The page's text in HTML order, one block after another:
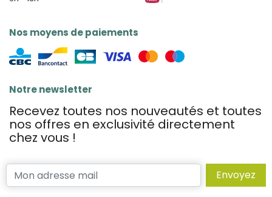
Nos moyens de paiements
Notre newsletter
Recevez toutes nos nouveautés et toutes
nos offres en exclusivité directement
chez vous !
Envoyez